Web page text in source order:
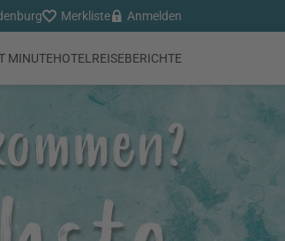
Merkliste Anmelden
MINUTEHOTEL REISEBERICHTE